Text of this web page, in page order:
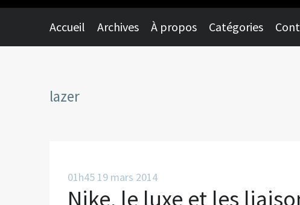
Accueil Archives À propos Catégories
lazer
01h45 19 mars 2014
Nike, le luxe et les